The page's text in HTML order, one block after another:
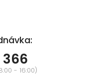
366
- 16:00)